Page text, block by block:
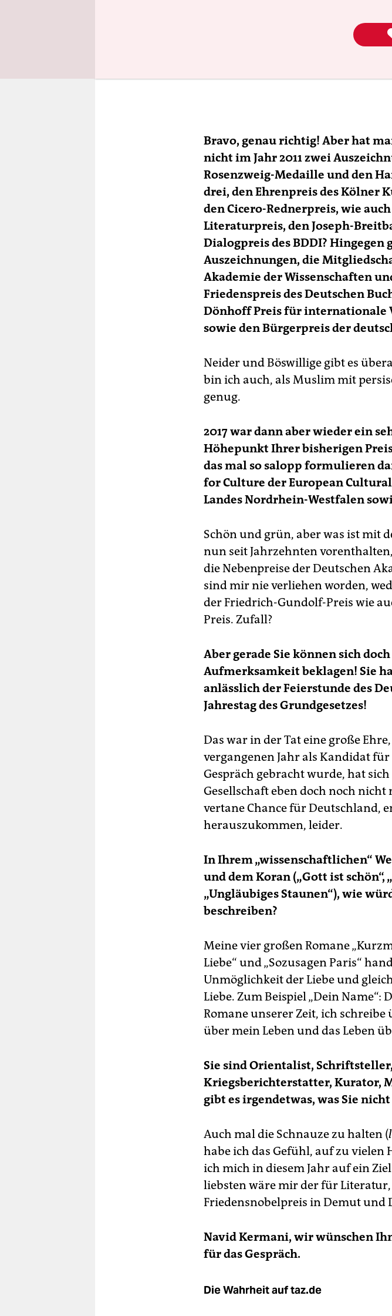
Bravo, genau richtig! Aber hat
nicht im Jahr 2011 zwei
Rosenzweig-Medaille und den
drei, den Ehrenpreis des Kölner
den Cicero-Rednerpreis, wie
Literaturpreis, den Joseph-
Dialogpreis des BDDI? Hingegen
Auszeichnungen, die
Akademie der Wissenschaften
Friedenspreis des Deutschen
Dönhoff Preis für internationale
sowie den Bürgerpreis der
Neider und Böswillige gibt es
bin ich auch, als Muslim mit
genug.
2017 war dann aber wieder ein
Höhepunkt Ihrer bisherigen
das mal so salopp formulieren
for Culture der European
Landes Nordrhein-Westfalen
Schön und grün, aber was ist mit
nun seit Jahrzehnten
die Nebenpreise der Deutschen
sind mir nie verliehen worden,
der Friedrich-Gundolf-Preis wie
Preis. Zufall?
Aber gerade Sie können sich
Aufmerksamkeit beklagen! Sie
anlässlich der Feierstunde des
Jahrestag des Grundgesetzes!
Das war in der Tat eine große
vergangenen Jahr als Kandidat
Gespräch gebracht wurde, hat
Gesellschaft eben doch noch
vertane Chance für Deutschland,
herauszukommen, leider.
In Ihrem „wissenschaftlichen“
und dem Koran („Gott ist schön“,
„Ungläubiges Staunen“), wie
beschreiben?
Meine vier großen Romane
Liebe“ und „Sozusagen Paris“
Unmöglichkeit der Liebe und
Liebe. Zum Beispiel „Dein
Romane unserer Zeit, ich schreibe
über mein Leben und das Leben
Sie sind Orientalist,
Kriegsberichterstatter, Kurator,
gibt es irgendetwas, was Sie
Auch mal die Schnauze zu halten (
habe ich das Gefühl, auf zu
ich mich in diesem Jahr auf ein
liebsten wäre mir der für
Friedensnobelpreis in Demut und
Navid Kermani, wir wünschen
für das Gespräch.
Die Wahrheit auf taz.de